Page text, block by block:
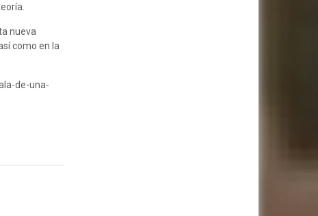
nueva
como en la
de-una-